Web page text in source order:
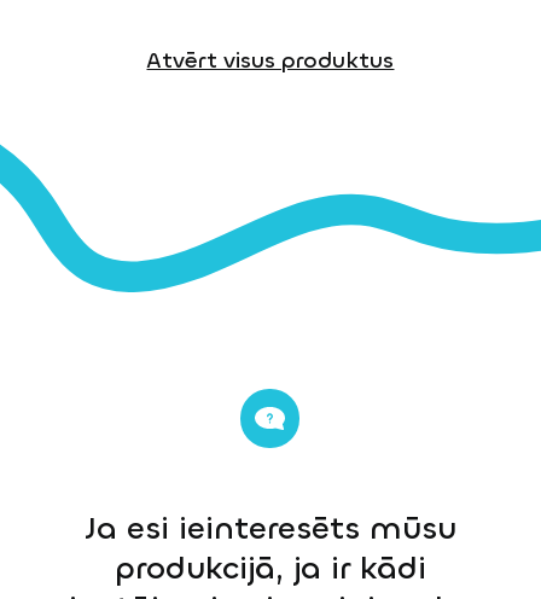
Atvērt visus produktus
Ja esi ieinteresēts mūsu
produkcijā, ja ir kādi